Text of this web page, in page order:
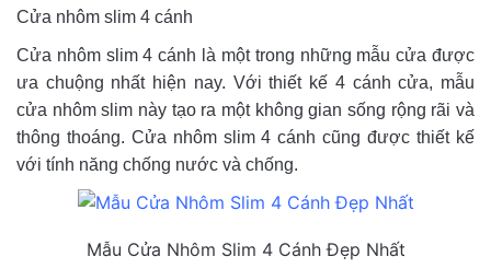
Cửa nhôm slim 4 cánh
Cửa nhôm slim 4 cánh là một trong những mẫu cửa được
ưa chuộng nhất hiện nay. Với thiết kế 4 cánh cửa, mẫu
cửa nhôm slim này tạo ra một không gian sống rộng rãi và
thông thoáng. Cửa nhôm slim 4 cánh cũng được thiết kế
với tính năng chống nước và chống.
Mẫu Cửa Nhôm Slim 4 Cánh Đẹp Nhất